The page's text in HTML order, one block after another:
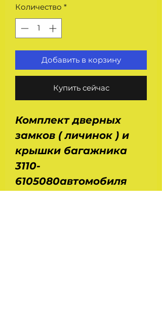
Количество *
Добавить в корзину
Купить сейчас
Комплект дверных
замков ( личинок ) и
крышки багажника
3110-
6105080автомобиля